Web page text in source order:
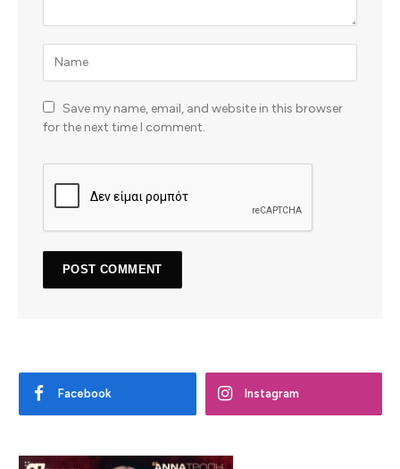
Save my name, email, and website in this browser
for the next time I comment.
Facebook Instagram